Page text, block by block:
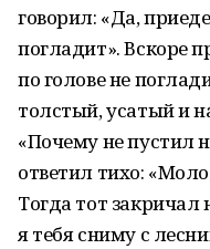
говорил: «Да,
погладит». Вскоре
по голове не
толстый, усатый и
«Почему не пустил
ответил тихо:
Тогда тот закричал
я тебя сниму с